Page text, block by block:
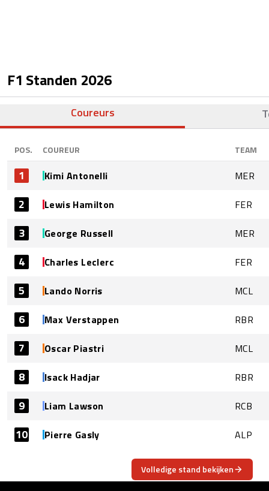
F1 Standen 2026
Coureurs
POS. COUREUR TEAM
1 Kimi Antonelli MER
2 Lewis Hamilton FER
3 George Russell MER
4 Charles Leclerc FER
5 Lando Norris MCL
6 Max Verstappen RBR
7 Oscar Piastri MCL
8 Isack Hadjar RBR
9 Liam Lawson RCB
10 Pierre Gasly ALP
Volledige stand bekijken